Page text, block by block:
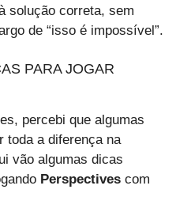
solução correta, sem
de “isso é impossível”.
PARA JOGAR
percebi que algumas
toda a diferença na
vão algumas dicas
Perspectives com